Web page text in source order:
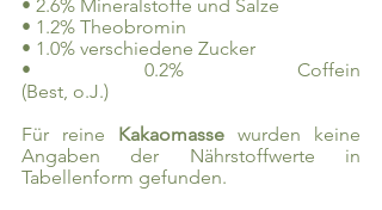
• 2.6% Mineralstoffe und Salze
• 1.2% Theobromin
• 1.0% verschiedene Zucker
• 0.2% Coffein
(Best, o.J.)
Für reine Kakaomasse wurden keine
Angaben der Nährstoffwerte in
Tabellenform gefunden.